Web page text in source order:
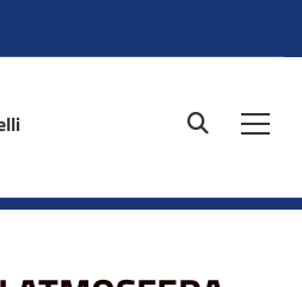
site.searc